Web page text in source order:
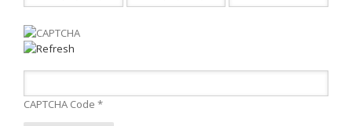
CAPTCHA Code *